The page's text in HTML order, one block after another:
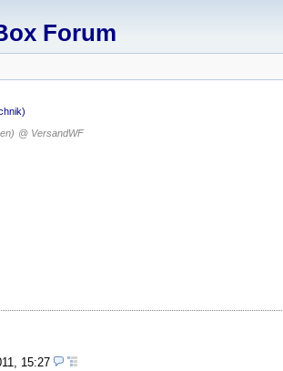
Forum
@ VersandWF
15:27